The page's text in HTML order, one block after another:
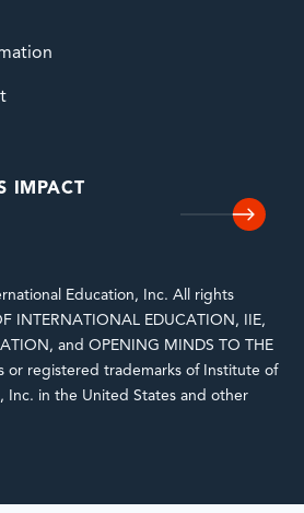
IMPACT
Education, Inc. All rights
INTERNATIONAL EDUCATION, IIE,
and OPENING MINDS TO THE
or registered trademarks of Institute of
Inc. in the United States and other